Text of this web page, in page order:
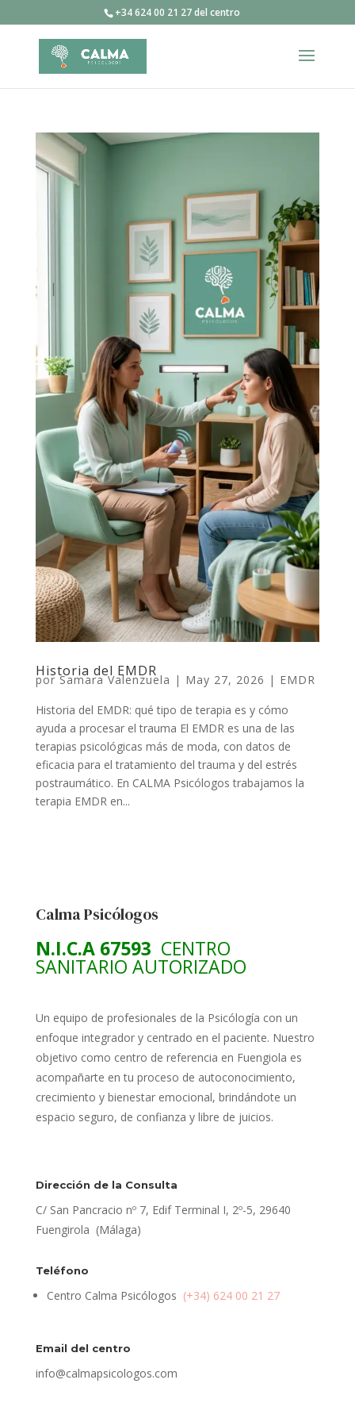
+34 624 00 21 27 del centro
Historia del EMDR
porSamara Valenzuela | May 27, 2026 | EMDR
Historia del EMDR: qué tipo de terapia es y cómo
ayuda a procesar el trauma El EMDR es una de las
terapias psicológicas más de moda, con datos de
eficacia para el tratamiento del trauma y del estrés
postraumático. En CALMA Psicólogos trabajamos la
terapia EMDR en...
Calma Psicólogos
N.I.C.A 67593 CENTRO
SANITARIO AUTORIZADO
Un equipo de profesionales de la Psicólogía con un
enfoque integrador y centrado en el paciente. Nuestro
objetivo como centro de referencia en Fuengiola es
acompañarte en tu proceso de autoconocimiento,
crecimiento y bienestar emocional, brindándote un
espacio seguro, de confianza y libre de juicios.
Dirección de la Consulta
C/ San Pancracio nº 7, Edif Terminal I, 2º-5, 29640
Fuengirola (Málaga)
Teléfono
Centro Calma Psicólogos (+34) 624 00 21 27
Email del centro
info@calmapsicologos.com